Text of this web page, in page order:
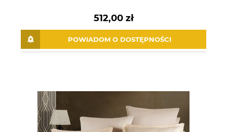
512,00 zł
POWIADOM O DOSTĘPNOŚCI